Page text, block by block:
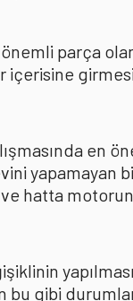
parça
hatta
bu gibi